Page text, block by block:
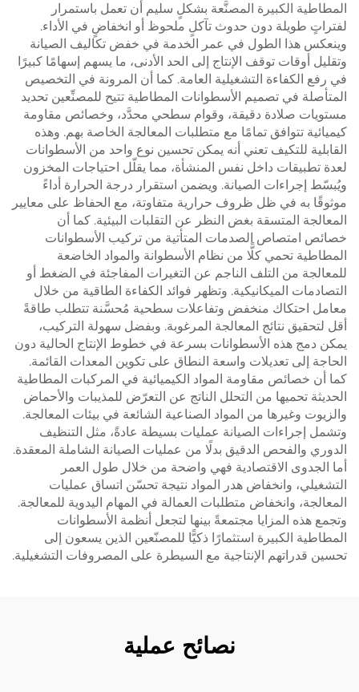
المطاطية الكبيرة المصنَّعة بشكلٍ سليم أن تعمل باستمرار
لفتراتٍ طويلة دون حدوث تآكلٍ ملحوظ أو انخفاضٍ في الأداء.
وينعكس هذا الطول في عمر الخدمة في خفض تكاليف الصيانة
وتقليل أوقات توقف الإنتاج إلى الحد الأدنى، ما يسهم إسهامًا كبيرًا
في رفع الكفاءة التشغيلية العامة. كما أن المرونة في التخصيص
المتأصلة في تصميم الأسطوانات المطاطية تتيح للمصنِّعين تحديد
مستويات صلادة دقيقة، وقوام سطحي محدَّد، وخصائص مقاومة
كيميائية تتوافق تمامًا مع متطلبات المعالجة الخاصة بهم. وهذه
القابلية للتكيف تعني أنه يمكن تحسين نوع واحد من الأسطوانات
لعدة تطبيقات داخل نفس المنشأة، مما يقلّل احتياجات المخزون
ويُبسّط إجراءات الصيانة. ويضمن استقرار درجة الحرارة أداءً
موثوقًا به في ظل ظروف حرارية متفاوتة، مع الحفاظ على معايير
المعالجة المتسقة بغض النظر عن التقلبات البيئية. كما أن
خصائص امتصاص الصدمات المتأتية من تركيب الأسطوانات
المطاطية تحمي كلًّا من نظام الأسطوانة والمواد الخاضعة
للمعالجة من التلف الناجم عن التغيرات المفاجئة في الضغط أو
التصادمات الميكانيكية. وتظهر فوائد الكفاءة الطاقية من خلال
معامل احتكاك منخفض وتفاعلات سطحية مُحسَّنة تتطلب طاقةً
أقل لتحقيق نتائج المعالجة المرغوبة. وبفضل سهولة التركيب،
يمكن دمج هذه الأسطوانات بسرعة في خطوط الإنتاج الحالية دون
الحاجة إلى تعديلات واسعة النطاق على تكوين المعدات القائمة.
كما أن خصائص مقاومة المواد الكيميائية في المركبات المطاطية
الحديثة تحميها من التحلل الناتج عن التعرّض للمذيبات والأحماض
والزيوت وغيرها من المواد الصناعية الشائعة في بيئات المعالجة.
وتشمل إجراءات الصيانة عمليات بسيطة عادةً، مثل التنظيف
الدوري والفحص الدقيق بدلًا من عمليات الصيانة الشاملة المعقدة.
أما الجدوى الاقتصادية فهي واضحة من خلال طول العمر
التشغيلي، وانخفاض هدر المواد نتيجة تحسّن اتساق عمليات
المعالجة، وانخفاض متطلبات العمالة في المهام اليدوية للمعالجة.
وتجمع هذه المزايا مجتمعةً بينها لتجعل أنظمة الأسطوانات
المطاطية الكبيرة استثمارًا ذكيًّا للمصنّعين الذين يسعون إلى
تحسين قدراتهم الإنتاجية مع السيطرة على المصروفات التشغيلية.
نصائح عملية